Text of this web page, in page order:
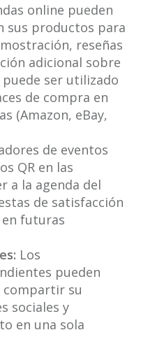
online pueden
sus productos para
reseñas
adicional sobre
ser utilizado
de compra en
(Amazon, eBay,
de eventos
QR en las
a la agenda del
de satisfacción
futuras
Los
pueden
su
sociales y
en una sola